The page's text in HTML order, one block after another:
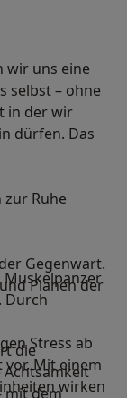
wir uns eine
selbst – ohne
in der wir
dürfen. Das
Ruhe
Gegenwart.
Planen der
die
mit dem
Durch
Stress ab
Mit einem
wirken